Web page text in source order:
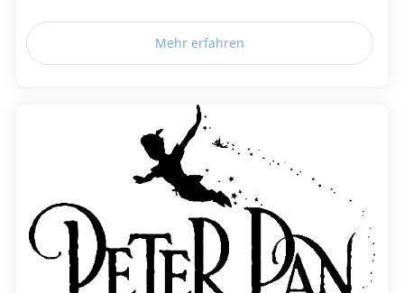
Mehr erfahren